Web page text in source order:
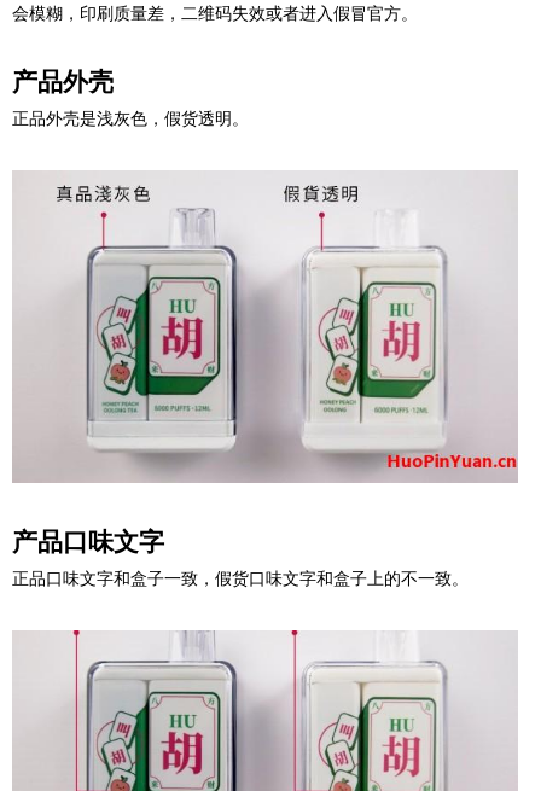
会模糊，印刷质量差，二维码失效或者进入假冒官方。
产品外壳
正品外壳是浅灰色，假货透明。
产品口味文字
正品口味文字和盒子一致，假货口味文字和盒子上的不一致。